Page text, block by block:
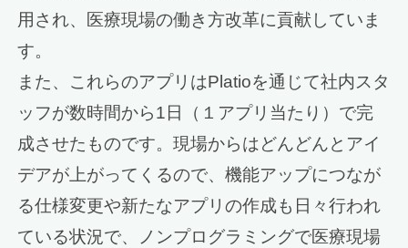
用され、医療現場の働き方改革に貢献していま
す。
また、これらのアプリはPlatioを通じて社内スタ
ッフが数時間から1日（１アプリ当たり）で完
成させたものです。現場からはどんどんとアイ
デアが上がってくるので、機能アップにつなが
る仕様変更や新たなアプリの作成も日々行われ
ている状況で、ノンプログラミングで医療現場